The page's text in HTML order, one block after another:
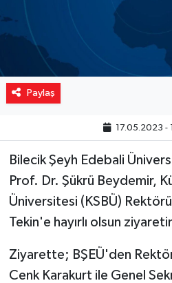
Paylaş
17.05.2023 -
Bilecik Şeyh Edebali
Prof. Dr. Şükrü Beydemir,
Üniversitesi (KSBÜ)
Tekin'e hayırlı olsun
Ziyarette; BŞEÜ'den Rektör
Cenk Karakurt ile Genel